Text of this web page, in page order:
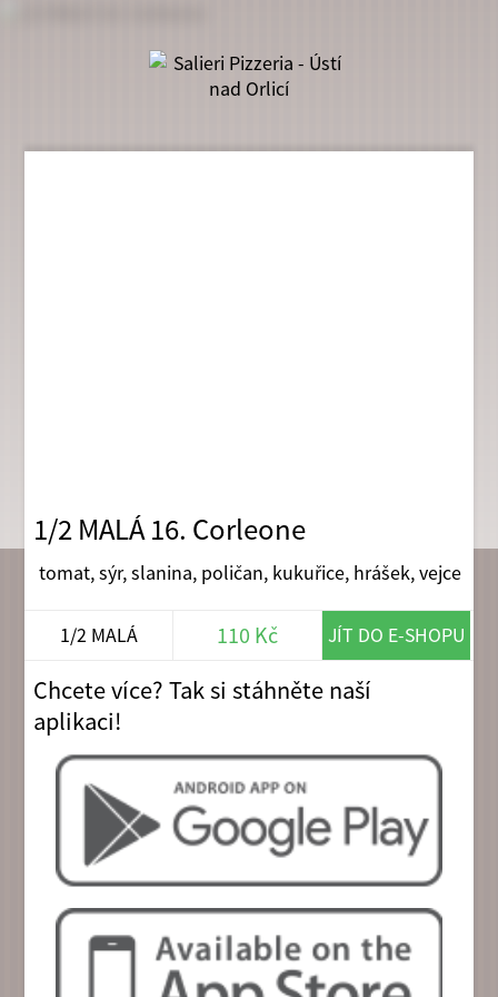
1/2 MALÁ 16. Corleone
tomat, sýr, slanina, poličan, kukuřice, hrášek, vejce
1/2 MALÁ 110 Kč JÍT DO E-SHOPU
Chcete více? Tak si stáhněte naší
aplikaci!